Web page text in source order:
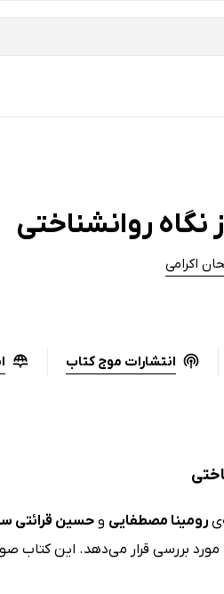
روانشناختی
اکرامی
انتشارات موج کتاب
رومینا مصطفایی و حسین قرائتی
مورد بررسی قرار می‌دهد. این کتاب